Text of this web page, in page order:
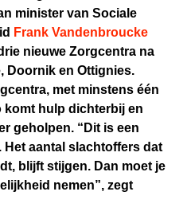
minister van Sociale
Frank Vandenbroucke
nieuwe Zorgcentra na
Doornik en Ottignies.
met minstens één
komt hulp dichterbij en
geholpen. “Dit is een
aantal slachtoffers dat
blijft stijgen. Dan moet je
nemen”, zegt